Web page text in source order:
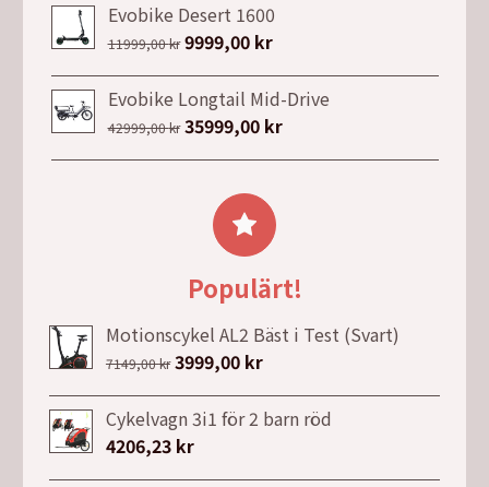
priset
var:
priset
är:
Evobike Desert 1600
11999,00kr Det
ursprungliga
priset
var:
9999,00 krDet
nuvarande
priset
är:
Evobike Longtail Mid-Drive
42999,00kr Det
ursprungliga
42999,00 kr.
35999,00 krDet
nuvarande
Populärt!
Motionscykel AL2 Bäst i Test (Svart)
7149,00kr Det
priset
var:
3999,00 krDet
priset
Cykelvagn 3i1 för 2 barn röd
4206,23 kr